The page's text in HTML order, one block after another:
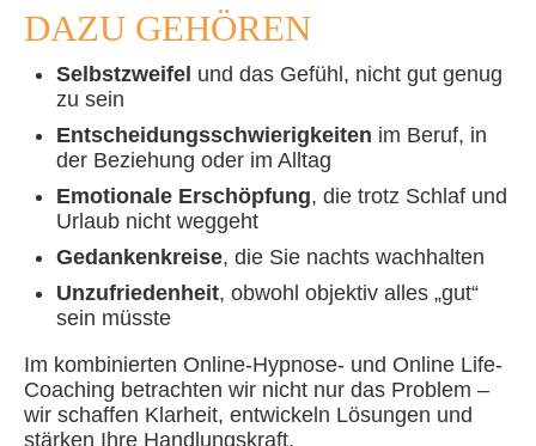
DAZU GEHÖREN
Selbstzweifel und das Gefühl, nicht gut genug
zu sein
Entscheidungsschwierigkeiten im Beruf, in
der Beziehung oder im Alltag
Emotionale Erschöpfung, die trotz Schlaf und
Urlaub nicht weggeht
Gedankenkreise, die Sie nachts wachhalten
Unzufriedenheit, obwohl objektiv alles „gut“
sein müsste
Im kombinierten Online-Hypnose- und Online Life-
Coaching betrachten wir nicht nur das Problem –
wir schaffen Klarheit, entwickeln Lösungen und
stärken Ihre Handlungskraft.